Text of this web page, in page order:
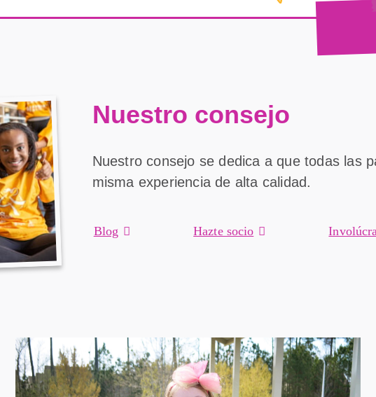
Nuestro consejo
Nuestro consejo se dedica a que todas las
misma experiencia de alta calidad.
Blog Hazte socio